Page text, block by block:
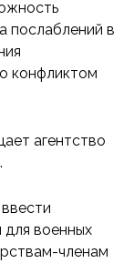
послаблений в
конфликтом
агентство
для военных
членам